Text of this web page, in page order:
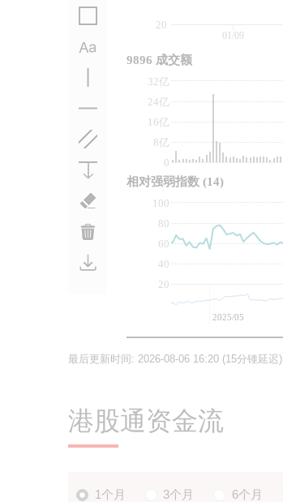
20
0
8亿
16亿
24亿
32亿
20
40
60
80
100
01/09
2025/05
9896 成交额
相对强弱指数 (14)
最后更新时间: 2026-08-06 16:20 (15分锺延迟)
港股通资金流
1个月 3个月 6个月